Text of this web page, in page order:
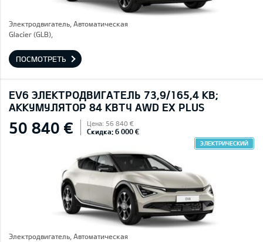
Электродвигатель, Автоматическая
Glacier (GLB),
ПОСМОТРЕТЬ
EV6 ЭЛЕКТРОДВИГАТЕЛЬ 73,9/165,4 КВ;
AККУМУЛЯТОР 84 КВТЧ AWD EX PLUS
50 840 € Цена: 56 840 €
Скидка: 6 000 €
ЭЛЕКТРИЧЕСКИЙ
Электродвигатель, Автоматическая